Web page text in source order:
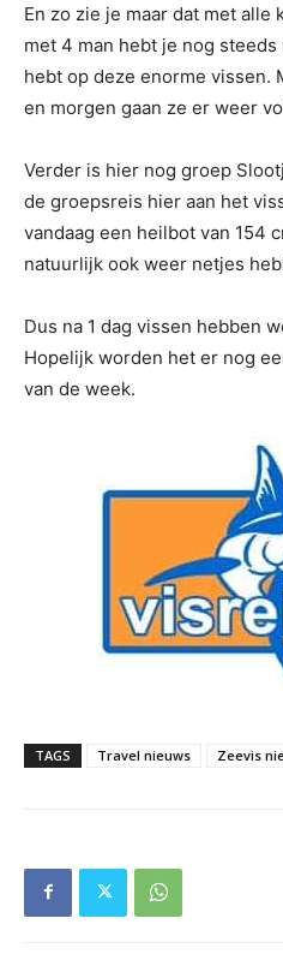
En zo zie je maar dat met alle
met 4 man hebt je nog
hebt op deze enorme vissen.
en morgen gaan ze er weer
Verder is hier nog groep
de groepsreis hier aan het
vandaag een heilbot van 154
natuurlijk ook weer netjes
Dus na 1 dag vissen hebben
Hopelijk worden het er nog
van de week.
TAGS Travel nieuws Zeevis